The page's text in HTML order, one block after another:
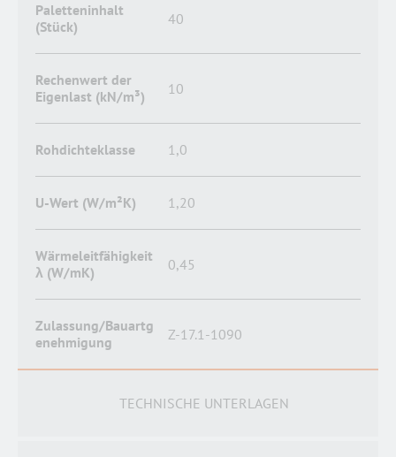
Paletteninhalt
(Stück)
40
Rechenwert der
Eigenlast (kN/m³)
10
Rohdichteklasse 1,0
U-Wert (W/m²K) 1,20
Wärmeleitfähigkeit
λ (W/mK)
0,45
Zulassung/Bauartg
enehmigung
Z-17.1-1090
TECHNISCHE UNTERLAGEN